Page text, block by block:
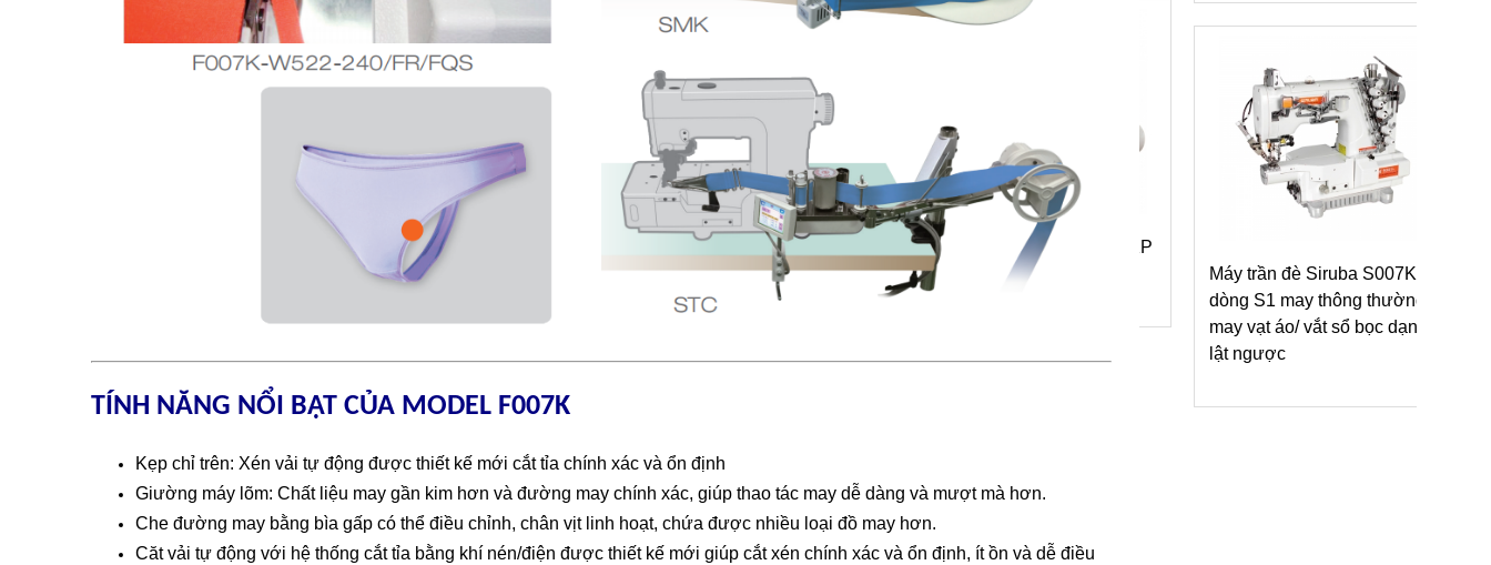
TÍNH NĂNG NỔI BẬT CỦA MODEL F007K
Kẹp chỉ trên: Xén vải tự động được thiết kế mới cắt tỉa chính xác và ổn định
Giường máy lõm: Chất liệu may gần kim hơn và đường may chính xác, giúp thao tác may dễ dàng và mượt mà hơn.
Che đường may bằng bìa gấp có thể điều chỉnh, chân vịt linh hoạt, chứa được nhiều loại đồ may hơn.
Căt vải tự động với hệ thống cắt tỉa bằng khí nén/điện được thiết kế mới giúp cắt xén chính xác và ổn định, ít ồn và dễ điều
Máy trần đè Siruba C007KP
dòng C5 may 4 kim phẳng
Máy trần đè Siruba S007K
dòng S1 may thông thường/
may vạt áo/ vắt sổ bọc dạng
lật ngược